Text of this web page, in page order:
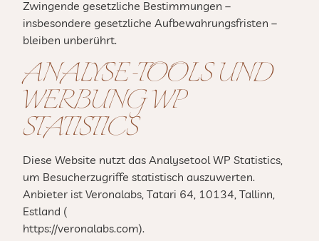
Zwingende gesetzliche Bestimmungen –
insbesondere gesetzliche Aufbewahrungsfristen –
bleiben unberührt.
ANALYSE-TOOLS UND
WERBUNG WP
STATISTICS
Diese Website nutzt das Analysetool WP Statistics,
um Besucherzugriffe statistisch auszuwerten.
Anbieter ist Veronalabs, Tatari 64, 10134, Tallinn,
Estland (
https://veronalabs.com).